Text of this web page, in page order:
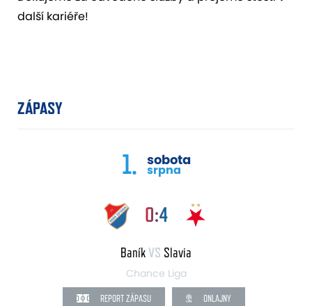
další kariéře!
ZÁPASY
1. sobota
srpna
0:4
BaníkVS Slavia
Chance Liga
REPORT ZÁPASU ONLAJNY